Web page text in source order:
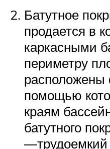
Батутное
продается в
каркасными
периметру
расположены
помощью
краям
батутного
―трудоемкий